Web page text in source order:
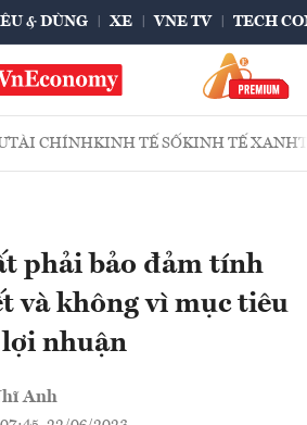
& DÙNG XE VNE TV TECH
TÀI CHÍNHKINH TẾ SỐKINH TẾ XANH
phải bảo đảm tính
và không vì mục tiêu
lợi nhuận
Anh